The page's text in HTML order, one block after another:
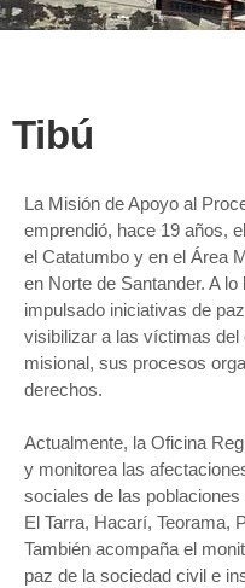
Tibú
La Misión de Apoyo al
emprendió, hace 19 años,
el Catatumbo y en el Área
en Norte de Santander. A
impulsado iniciativas de
visibilizar a las víctimas del
misional, sus procesos
derechos.
Actualmente, la Oficina
y monitorea las
sociales de las
El Tarra, Hacarí, Teorama,
También acompaña el
paz de la sociedad civil e